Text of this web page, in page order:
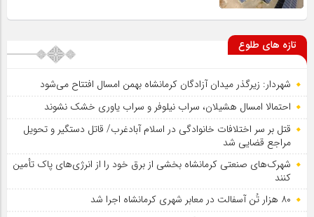
تازه های طلوع
شهردار: زیرگذر میدان آزادگان کرمانشاه بهمن امسال افتتاح می‌شود
احتمالا امسال هشیلان، سراب نیلوفر و سراب یاوری خشک نشوند
قتل بر سر اختلافات خانوادگی در اسلام آبادغرب/ قاتل دستگیر و تحویل
مراجع قضایی شد
شهرک‌های صنعتی کرمانشاه بخشی از برق خود را از انرژی‌های پاک تأمین
کنند
۸۰ هزار تُن آسفالت در معابر شهری کرمانشاه اجرا شد